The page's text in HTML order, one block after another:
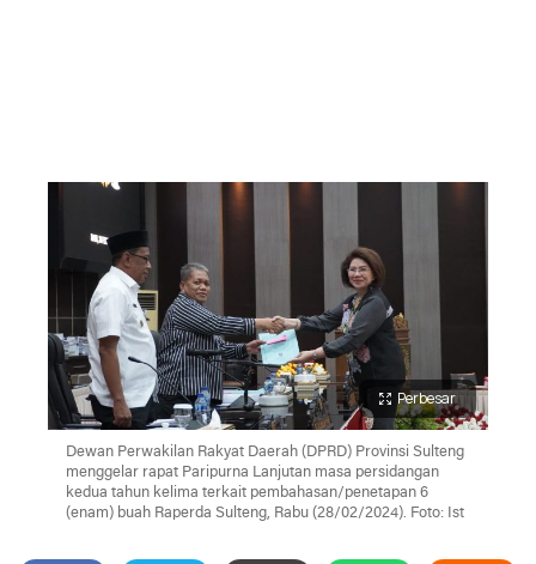
Perbesar
Dewan Perwakilan Rakyat Daerah (DPRD) Provinsi Sulteng
menggelar rapat Paripurna Lanjutan masa persidangan
kedua tahun kelima terkait pembahasan/penetapan 6
(enam) buah Raperda Sulteng, Rabu (28/02/2024). Foto: Ist